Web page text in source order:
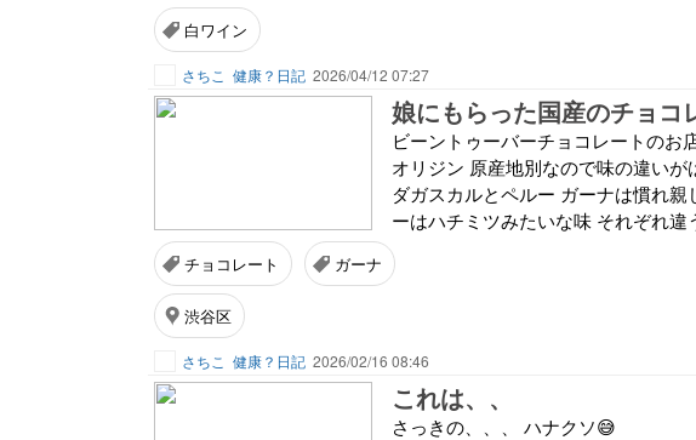
白ワイン
さちこ 健康？日記 2026/04/12 07:27
娘にもらった国産のチョコ
ビーントゥーバーチョコレートのお
オリジン 原産地別なので味の違い
ダガスカルとペルー ガーナは慣れ
ーはハチミツみたいな味 それぞれ
チョコレート ガーナ
渋谷区
さちこ 健康？日記 2026/02/16 08:46
これは、、
さっきの、、、 ハナクソ😅